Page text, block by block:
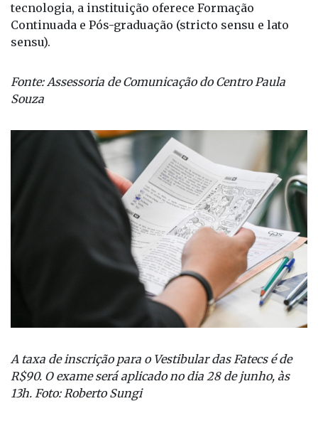
tecnologia, a instituição oferece Formação
Continuada e Pós-graduação (stricto sensu e lato
sensu).
Fonte: Assessoria de Comunicação do Centro Paula
Souza
A taxa de inscrição para o Vestibular das Fatecs é de
R$90. O exame será aplicado no dia 28 de junho, às
13h. Foto: Roberto Sungi